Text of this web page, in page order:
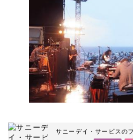
サニーデイ・サービスの